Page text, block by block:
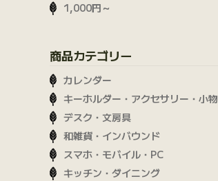
1,000円～
商品カテゴリー
カレンダー
キーホルダー・アクセサリー・小物
デスク・文房具
和雑貨・インバウンド
スマホ・モバイル・PC
キッチン・ダイニング